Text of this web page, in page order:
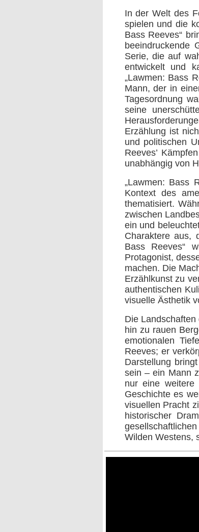
In der Welt des
spielen und die
Bass Reeves“
beeindruckende
Serie, die auf
entwickelt und
„Lawmen: Bass
Mann, der in
Tagesordnung
seine
Erzählung ist
und politischen
Reeves’
unabhängig von
„Lawmen: Bass
Kontext des
thematisiert.
zwischen
ein und
Charaktere aus,
Bass Reeves“
Protagonist,
machen. Die
Erzählkunst zu
authentischen
visuelle Ästhetik
Die
hin zu rauen
emotionalen
Reeves; er
Darstellung
sein – ein Mann
nur eine weitere
Geschichte es
visuellen Pracht
historischer
Wilden Westens,